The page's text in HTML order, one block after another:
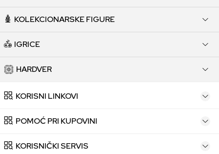
KOLEKCIONARSKE FIGURE
IGRICE
HARDVER
KORISNI LINKOVI
POMOĆ PRI KUPOVINI
KORISNIČKI SERVIS